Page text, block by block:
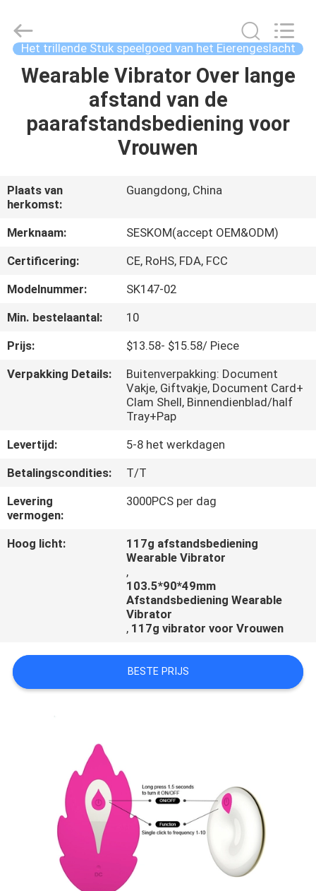
HUIS
PRODUCTEN
SHOW
ONGEVEER
ONS
KWALITEITSCONTROLE
CONTACTEER
VERZOEK
EEN
CITAAT
Vlekvibrator
Leverancier.
Het trillende Stuk speelgoed van het Eierengeslacht
Wearable Vibrator Over lange
afstand van de
paarafstandsbediening voor
Vrouwen
Plaats van
herkomst:
Guangdong, China
Merknaam:
SESKOM(accept OEM&ODM)
Certificering:
CE, RoHS, FDA, FCC
Modelnummer:
SK147-02
Min. bestelaantal:
10
Prijs:
$13.58- $15.58/ Piece
Verpakking Details:
Buitenverpakking: Document
Vakje, Giftvakje, Document Card+
Clam Shell, Binnendienblad/half
Tray+Pap
Levertijd:
5-8 het werkdagen
Betalingscondities:
T/T
Levering
vermogen:
3000PCS per dag
Hoog licht:
117g afstandsbediening
Wearable Vibrator
,
103.5*90*49mm
Afstandsbediening Wearable
Vibrator
, 117g vibrator voor Vrouwen
BESTE PRIJS